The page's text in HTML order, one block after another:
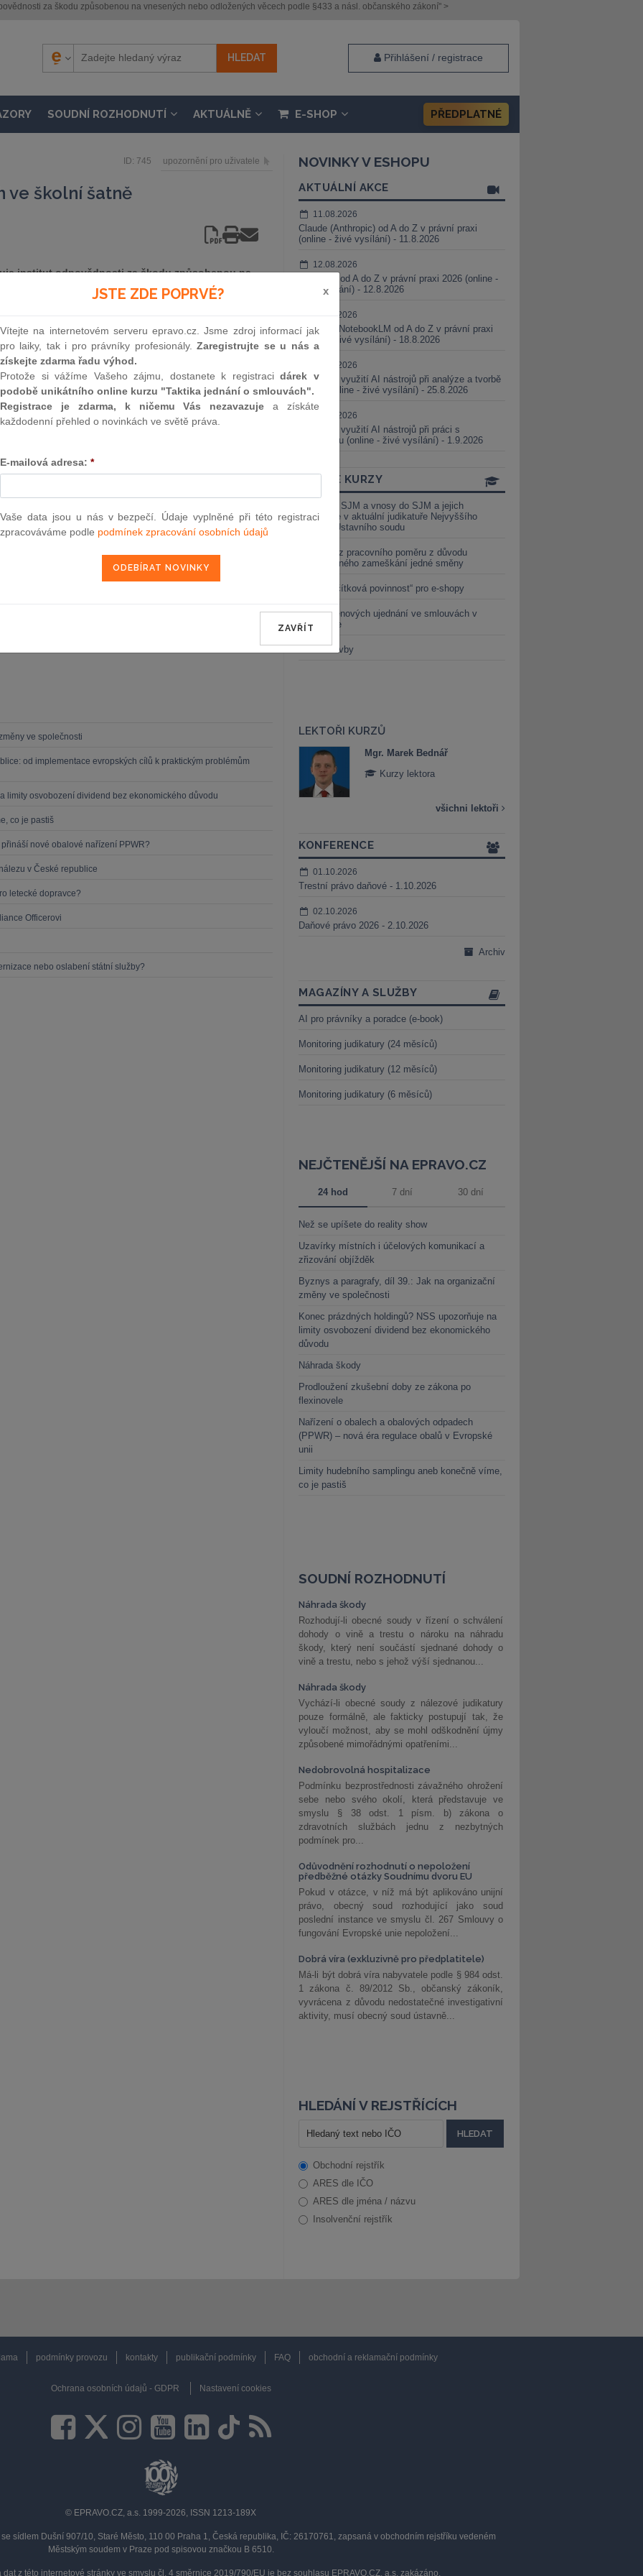
za škodu způsobenou na vnesených nebo odložených věcech podle §433 a násl. občanského zákoní" >
Přihlášení / registrace
SOUDNÍ ROZHODNUTÍ AKTUÁLNĚ E-SHOP PŘEDPLATNÉ
ID: 745 upozornění pro uživatele
ve školní šatně
institut odpovědnosti za škodu způsobenou na
§433 a násl. občanského zákoníku. Vzhledem k
věci, odpovídá škola za škodu na věcech
na místě kam se obvykle odkládají</p>
za škodu způsobenou na vnesených nebo odložených
zákoníku. Vzhledem k tomu, že ve škole je obvyklé si
věcech odložených na místě k tomu určeném, nebo na
se jedná o šatnu a jiná výslovně školou určená místa.
k odložení věcí škola hradí škodu bez omezení.
peníze i jiné cennosti (za cennost lze považovat také
a to do výše 5000 Kč. V případě, že škoda byla
neplatí.
na místě k ukládání určeném či obvyklém. Školní třída
k odkládání věcí. Pokud však došlo k odložení věcí
nebyla zajištěna proti ztrátě, lze uvažovat o uplatnění
bez zbytečného odkladu. Pokud nebylo uplatněno
poškozený o škodě dozvěděl, právo zanikne.
právo |
ve společnosti
od implementace evropských cílů k praktickým problémům
limity osvobození dividend bez ekonomického důvodu
co je pastiš
nové obalové nařízení PPWR?
v České republice
letecké dopravce?
Officerovi
nebo oslabení státní služby?
NOVINKY V ESHOPU
AKTUÁLNÍ AKCE
11.08.2026
Claude (Anthropic) od A do Z v právní praxi
(online - živé vysílání) - 11.8.2026
12.08.2026
ChatGPT od A do Z v právní praxi 2026 (online -
živé vysílání) - 12.8.2026
18.08.2026
Gemini a NotebookLM od A do Z v právní praxi
(online - živé vysílání) - 18.8.2026
25.08.2026
Praktické využití AI nástrojů při analýze a tvorbě
smluv (online - živé vysílání) - 25.8.2026
01.09.2026
Praktické využití AI nástrojů při práci s
judikaturou (online - živé vysílání) - 1.9.2026
ONLINE KURZY
Vnosy ze SJM a vnosy do SJM a jejich
valorizace v aktuální judikatuře Nejvyššího
soudu a Ústavního soudu
Výpověď z pracovního poměru z důvodu
neomluveného zameškání jedné směny
Nová „tlačítková povinnost“ pro e-shopy
Změna cenových ujednání ve smlouvách v
energetice
Černé stavby
LEKTOŘI KURZŮ
Sokol
MCIArb
Mgr. Marek Bednář
Kurzy lektora
všichni lektoři
KONFERENCE
01.10.2026
Trestní právo daňové - 1.10.2026
02.10.2026
Daňové právo 2026 - 2.10.2026
Archiv
MAGAZÍNY A SLUŽBY
AI pro právníky a poradce (e-book)
Monitoring judikatury (24 měsíců)
Monitoring judikatury (12 měsíců)
Monitoring judikatury (6 měsíců)
NEJČTENĚJŠÍ NA EPRAVO.CZ
24 hod 7 dní 30 dní
Než se upíšete do reality show
Uzavírky místních i účelových komunikací a
zřizování objížděk
Byznys a paragrafy, díl 39.: Jak na organizační
změny ve společnosti
Konec prázdných holdingů? NSS upozorňuje na
limity osvobození dividend bez ekonomického
důvodu
Náhrada škody
Prodloužení zkušební doby ze zákona po
flexinovele
Nařízení o obalech a obalových odpadech
(PPWR) – nová éra regulace obalů v Evropské
unii
Limity hudebního samplingu aneb konečně víme,
co je pastiš
SOUDNÍ ROZHODNUTÍ
Náhrada škody
Rozhodují-li obecné soudy v řízení o schválení
dohody o vině a trestu o nároku na náhradu
škody, který není součástí sjednané dohody o
vině a trestu, nebo s jehož výší sjednanou...
Náhrada škody
Vychází-li obecné soudy z nálezové judikatury
pouze formálně, ale fakticky postupují tak, že
vyloučí možnost, aby se mohl odškodnění újmy
způsobené mimořádnými opatřeními...
Nedobrovolná hospitalizace
Podmínku bezprostřednosti závažného ohrožení
sebe nebo svého okolí, která představuje ve
smyslu § 38 odst. 1 písm. b) zákona o
zdravotních službách jednu z nezbytných
podmínek pro...
Odůvodnění rozhodnutí o nepoložení
předběžné otázky Soudnímu dvoru EU
Pokud v otázce, v níž má být aplikováno unijní
právo, obecný soud rozhodující jako soud
poslední instance ve smyslu čl. 267 Smlouvy o
fungování Evropské unie nepoložení...
Dobrá víra (exkluzivně pro předplatitele)
Má-li být dobrá víra nabyvatele podle § 984 odst.
1 zákona č. 89/2012 Sb., občanský zákoník,
vyvrácena z důvodu nedostatečné investigativní
aktivity, musí obecný soud ústavně...
HLEDÁNÍ V REJSTŘÍCÍCH
Obchodní rejstřík
ARES dle IČO
ARES dle jména / názvu
Insolvenční rejstřík
podmínky provozu kontakty publikační podmínky FAQ obchodní a reklamační podmínky
Ochrana osobních údajů - GDPR Nastavení cookies
© EPRAVO.CZ, a.s. 1999-2026, ISSN 1213-189X
sídlem Dušní 907/10, Staré Město, 110 00 Praha 1, Česká republika, IČ: 26170761, zapsaná v obchodním rejstříku vedeném
Městským soudem v Praze pod spisovou značkou B 6510.
z této internetové stránky ve smyslu čl. 4 směrnice 2019/790/EU je bez souhlasu EPRAVO.CZ, a.s. zakázáno.
JSTE ZDE POPRVÉ? x
Vítejte na internetovém serveru epravo.cz. Jsme zdroj informací jak
pro laiky, tak i pro právníky profesionály.Zaregistrujte se u nás a
získejte zdarma řadu výhod.
Protože si vážíme Vašeho zájmu, dostanete k registracidárek v
podobě unikátního online kurzu "Taktika jednání o smlouvách".
Registrace je zdarma, k ničemu Vás nezavazuje a získáte
každodenní přehled o novinkách ve světě práva.
E-mailová adresa: *
Vaše data jsou u nás v bezpečí. Údaje vyplněné při této registraci
zpracováváme podle podmínek zpracování osobních údajů
ZAVŘÍT